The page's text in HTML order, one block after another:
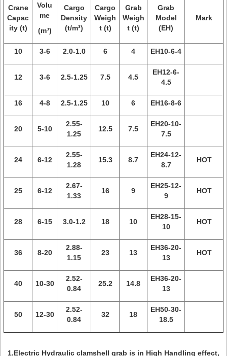
Crane
Capac
ity (t)
Volu
me
(m³)
Cargo
Density
(t/m³)
Cargo
Weigh
t (t)
Grab
Weigh
t (t)
Grab
Model
(EH)
Mark
10 3-6 2.0-1.0 6 4 EH10-6-4
12 3-6 2.5-1.25 7.5 4.5
EH12-6-
4.5
16 4-8 2.5-1.25 10 6 EH16-8-6
20 5-10
2.55-
1.25
12.5 7.5
EH20-10-
7.5
24 6-12
2.55-
1.28
15.3 8.7
EH24-12-
8.7
HOT
25 6-12
2.67-
1.33
16 9
EH25-12-
9
HOT
28 6-15 3.0-1.2 18 10
EH28-15-
10
HOT
36 8-20
2.88-
1.15
23 13
EH36-20-
13
HOT
40 10-30
2.52-
0.84
25.2 14.8
EH36-20-
13
50 12-30
2.52-
0.84
32 18
EH50-30-
18.5
1.Electric Hydraulic clamshell grab is in High Handling effect,